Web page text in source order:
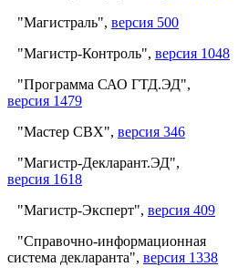
"Магистраль", версия 500
"Магистр-Контроль", версия 1048
"Программа САО ГТД.ЭД",
версия 1479
"Мастер СВХ", версия 346
"Магистр-Декларант.ЭД",
версия 1618
"Магистр-Эксперт", версия 409
"Справочно-информационная
система декларанта", версия 1338